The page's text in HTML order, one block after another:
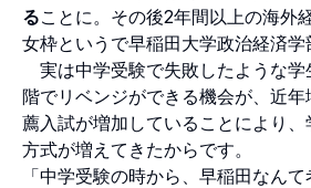
ることに。その後2年間以上の海外
女枠というで早稲田大学政治経済学
実は中学受験で失敗したような学
階でリベンジができる機会が、近
薦入試が増加していることにより
方式が増えてきたからです。
「中学受験の時から、早稲田なん